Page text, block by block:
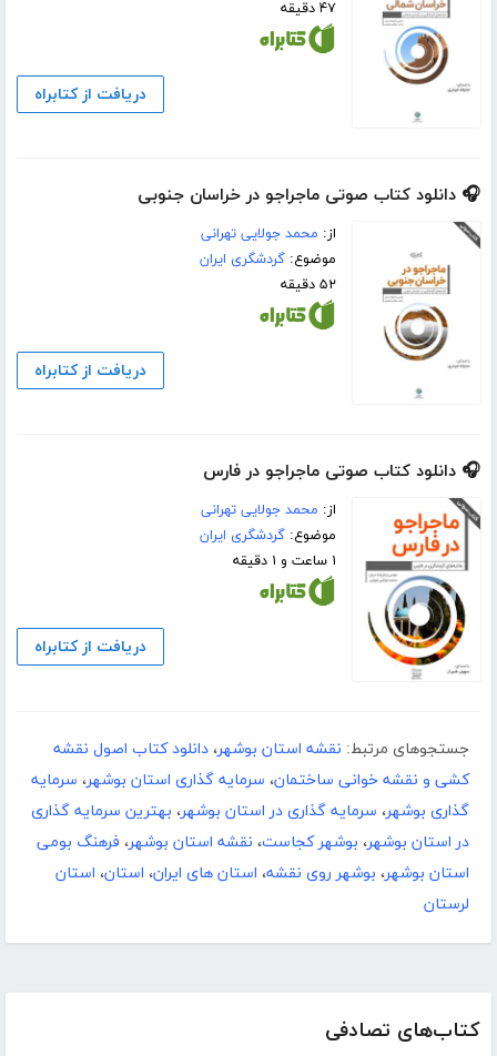
کتاب‌های تصادفی
۴۷ دقیقه
دریافت از کتابراه
🎧 دانلود کتاب صوتی ماجراجو در خراسان جنوبی
از: محمد جولایی تهرانی
موضوع:گردشگری ایران
۵۲ دقیقه
دریافت از کتابراه
🎧 دانلود کتاب صوتی ماجراجو در فارس
از: محمد جولایی تهرانی
موضوع:گردشگری ایران
۱ ساعت و ۱ دقیقه
دریافت از کتابراه
جستجوهای مرتبط: نقشه استان بوشهر، دانلود کتاب اصول نقشه
کشی و نقشه خوانی ساختمان، سرمایه گذاری استان بوشهر، سرمایه
گذاری بوشهر، سرمایه گذاری در استان بوشهر، بهترین سرمایه گذاری
در استان بوشهر، بوشهر کجاست، نقشه استان بوشهر، فرهنگ بومی
استان بوشهر، بوشهر روی نقشه، استان های ایران، استان، استان
لرستان